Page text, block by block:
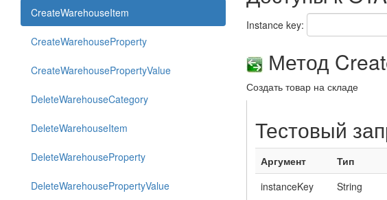
CreateWarehouseItem
CreateWarehouseProperty
CreateWarehousePropertyValue
DeleteWarehouseCategory
DeleteWarehouseItem
DeleteWarehouseProperty
DeleteWarehousePropertyValue
Instance key:
Метод
Создать товар на складе
Тестовый
Аргумент Тип
instanceKey
String